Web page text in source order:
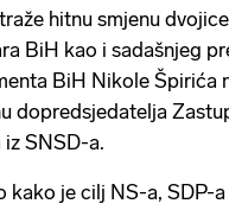
hitnu smjenu
BiH kao i sadašnjeg
BiH Nikole Špirića
dopredsjedatelja
iz SNSD-a.
kako je cilj NS-a, SDP-